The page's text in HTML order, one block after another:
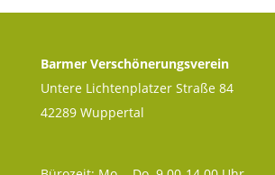
Barmer Verschönerungsverein
Untere Lichtenplatzer Straße 84
42289 Wuppertal